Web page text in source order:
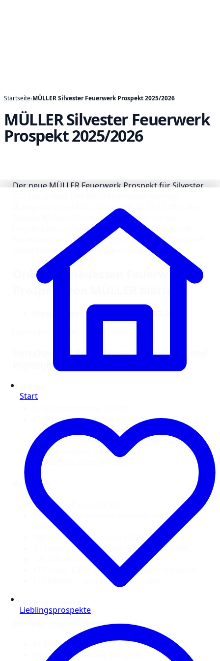
Startseite›MÜLLER Silvester Feuerwerk Prospekt 2025/2026
MÜLLER Silvester Feuerwerk
Prospekt 2025/2026
Der neue MÜLLER Feuerwerk Prospekt für Silvester
(Kategorie 2) bei MÜLLER startet ab 29.12.25 in den
Filialen. Mit dem Online-Prospekt kannst du
bequem vom Sofa aus die Angebote, Preise und
Neuheiten im Feuerwerk Sortiment anschauen und
deine Silvester-Einkaufsliste erstellen.
Online im neuesten Feuerwerk
Prospekt gültig ab Montag, 29.12.2025
Vorschau auf die Feuerwerk Angebote und
Highlights 2025 bei MÜLLER:
Raketen
17-tlg. Misch-Sortiment Graffiti davon 7
Raketen für 11,99€
26-tlg. Misch-Sortiment Power Mix davon 10
Kopfraketen für 24,99€
1x Wunschrakete je 4,99€
Batterien
20 Schuss Parrot 29,99€
87 Effekte 3er-Batterie-Verbund Madness
18,99€
165 Schuss Battle Arena 49,99€
36 Schuss Batterie – Goldtresor für 12,99€
120 Schuss – Ludwig II. 13,49€
17 Schuss Batterie – Tropenzauber für 6,49€
111 Effekte – Spacecraft für 14,49€
Systemfeuerwerk
Sonstige (Jugendfeuerwerk usw.)
3x Römisches Licht für 2,99€
10-tlg. China-Knaller Set 6,99€
Start
Lieblingsprospekte